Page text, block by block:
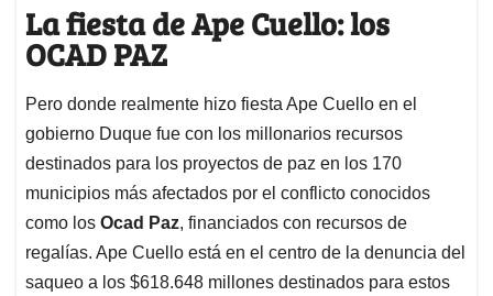
La fiesta de Ape Cuello: los
OCAD PAZ
Pero donde realmente hizo fiesta Ape Cuello en el
gobierno Duque fue con los millonarios recursos
destinados para los proyectos de paz en los 170
municipios más afectados por el conflicto conocidos
como los Ocad Paz, financiados con recursos de
regalías. Ape Cuello está en el centro de la denuncia del
saqueo a los $618.648 millones destinados para estos